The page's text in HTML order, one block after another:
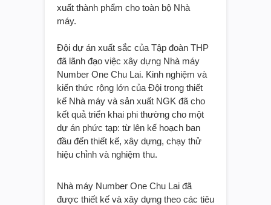
xuất thành phẩm cho toàn bộ Nhà
máy.
Đội dự án xuất sắc của Tập đoàn THP
đã lãnh đạo việc xây dựng Nhà máy
Number One Chu Lai. Kinh nghiệm và
kiến thức rộng lớn của Đội trong thiết
kế Nhà máy và sản xuất NGK đã cho
kết quả triển khai phi thường cho một
dự án phức tạp: từ lên kế hoạch ban
đầu đến thiết kế, xây dựng, chạy thử
hiệu chỉnh và nghiệm thu.
Nhà máy Number One Chu Lai đã
được thiết kế và xây dựng theo các tiêu